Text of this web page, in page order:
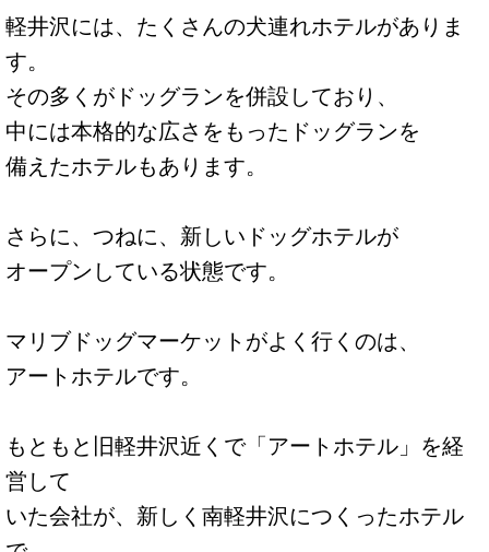
軽井沢には、たくさんの犬連れホテルがありま
す。
その多くがドッグランを併設しており、
中には本格的な広さをもったドッグランを
備えたホテルもあります。
さらに、つねに、新しいドッグホテルが
オープンしている状態です。
マリブドッグマーケットがよく行くのは、
アートホテルです。
もともと旧軽井沢近くで「アートホテル」を経
営して
いた会社が、新しく南軽井沢につくったホテル